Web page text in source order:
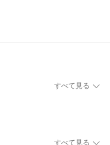
すべて見る
すべて見る